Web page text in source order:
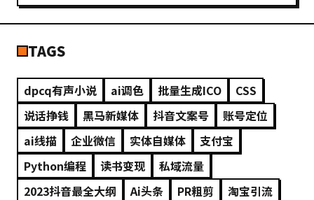
TAGS
dpcq有声小说 ai调色 批量生成ICO
CSS
说话挣钱
黑马新媒体 抖音文案号
账号定位
ai线描
企业微信 实体自媒体
支付宝
Python编程
读书变现
私域流量
2023抖音最全大纲
Ai头条 PR粗剪
淘宝引流